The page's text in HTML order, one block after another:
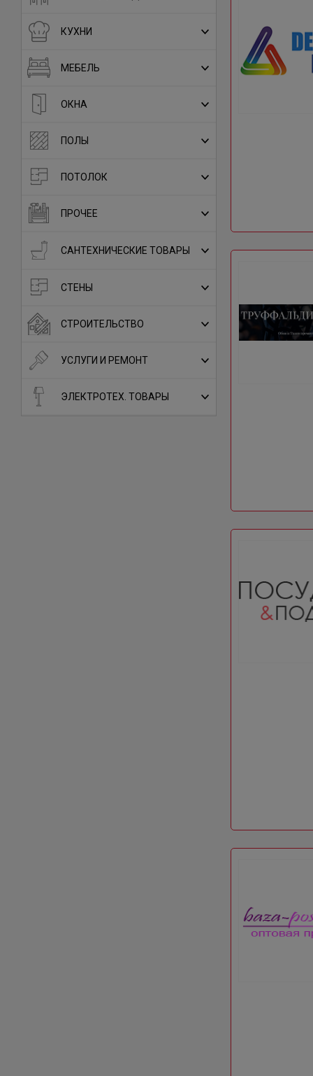
КУХНИ
МЕБЕЛЬ
ОКНА
ПОЛЫ
ПОТОЛОК
ПРОЧЕЕ
САНТЕХНИЧЕСКИЕ ТОВАРЫ
СТЕНЫ
СТРОИТЕЛЬСТВО
УСЛУГИ И РЕМОНТ
ЭЛЕКТРОТЕХ. ТОВАРЫ